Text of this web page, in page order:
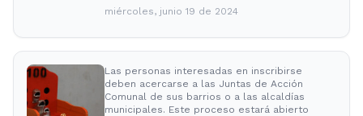
miércoles, junio 19 de 2024
Las personas interesadas en inscribirse
deben acercarse a las Juntas de Acción
Comunal de sus barrios o a las alcaldías
municipales. Este proceso estará abierto